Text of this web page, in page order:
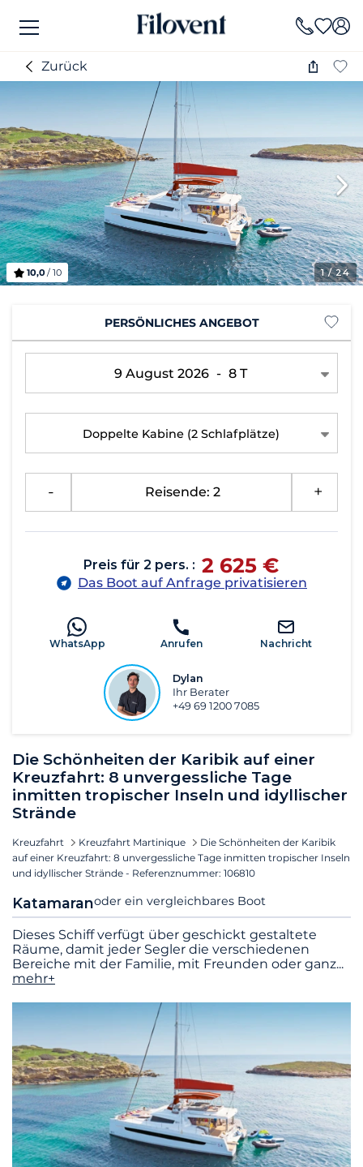
Zurück
1/ 24
10,0/ 10
Die Schönheiten der Karibik auf einer
Kreuzfahrt: 8 unvergessliche Tage
inmitten tropischer Inseln und idyllischer
Strände
Kreuzfahrt Kreuzfahrt Martinique
Die Schönheiten der Karibik
auf einer Kreuzfahrt: 8 unvergessliche Tage inmitten tropischer Inseln
und idyllischer Strände - Referenznummer: 106810
Katamaranoder ein vergleichbares Boot
Dieses Schiff verfügt über geschickt gestaltete
Räume, damit jeder Segler die verschiedenen
Bereiche mit der Familie, mit Freunden oder ganz...
mehr+
PERSÖNLICHES ANGEBOT
9 August 2026 - 8 T
Doppelte Kabine (2 Schlafplätze)
Reisende: 2
Preis für 2 pers. : 2 625 €
Das Boot auf Anfrage privatisieren
WhatsApp Anrufen Nachricht
Dylan
Ihr Berater
+49 69 1200 7085